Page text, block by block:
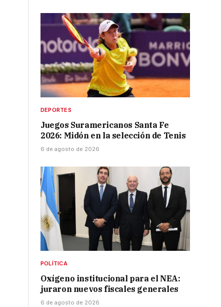
DEPORTES
Juegos Suramericanos Santa Fe
2026: Midón en la selección de Tenis
6 de agosto de 2026
POLÍTICA
Oxígeno institucional para el NEA:
juraron nuevos fiscales generales
6 de agosto de 2026